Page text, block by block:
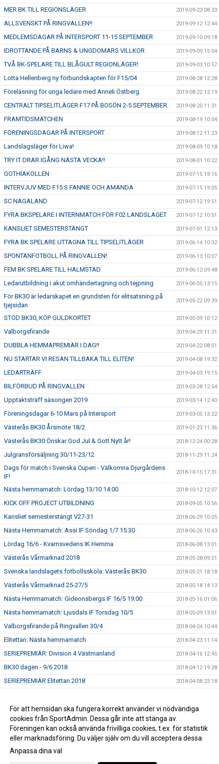
MER BK TILL REGIONSLÄGER 2019-09-23 08:33
ALLSVENSKT PÅ RINGVALLEN!! 2019-09-12 12:44
MEDLEMSDAGAR PÅ INTERSPORT 11-15 SEPTEMBER 2019-09-10 09:18
IDROTTANDE PÅ BARNS & UNGDOMARS VILLKOR 2019-09-09 15:04
TVÅ BK-SPELARE TILL BLÅGULT REGIONLÄGER! 2019-09-03 10:57
Lotta Hellenberg ny förbundskapten för F15/04 2019-08-28 12:28
Föreläsning för unga ledare med Anneli Östberg 2019-08-22 12:19
CENTRALT TIPSELITLÄGER F17 PÅ BOSÖN 2-5 SEPTEMBER. 2019-08-20 11:31
FRAMTIDSMATCHEN 2019-08-19 10:04
FÖRENINGSDAGAR PÅ INTERSPORT 2019-08-12 11:23
Landslagsläger för Liwa! 2019-08-09 10:18
TRY IT DRAR IGÅNG NÄSTA VECKA!! 2019-08-01 10:22
GOTHIAKOLLEN 2019-07-15 19:16
INTERVJUV MED F15:S FANNIE OCH AMANDA 2019-07-15 19:05
SC NAGALAND 2019-07-12 19:51
FYRA BKSPELARE I INTERNMATCH FÖR F02 LANDSLAGET 2019-07-12 10:51
KANSLIET SEMESTERSTÄNGT 2019-07-01 12:13
FYRA BK SPELARE UTTAGNA TILL TIPSELITLÄGER 2019-06-14 10:02
SPONTANFOTBOLL PÅ RINGVALLEN! 2019-06-13 10:07
FEM BK SPELARE TILL HALMSTAD 2019-06-12 09:48
Ledarutbildning i akut omhändertagning och tejpning 2019-06-05 13:15
För BK30 är ledarskapet en grundsten för elitsatsning på
tjejsidan
2019-05-22 09:39
STÖD BK30, KÖP GULDKORTET 2019-05-09 10:12
Valborgsfirande 2019-04-29 11:31
DUBBLA HEMMAPREMIÄR I DAG!! 2019-04-22 08:01
NU STARTAR VI RESAN TILLBAKA TILL ELITEN! 2019-04-08 19:32
LEDARTRÄFF 2019-04-03 19:15
BILFÖRBUD PÅ RINGVALLEN 2019-03-28 12:54
Upptaktsträff säsongen 2019 2019-03-14 12:40
Föreningsdagar 6-10 Mars på Intersport 2019-03-05 13:22
Västerås BK30 Årsmöte 18/2 2019-01-23 11:36
Västerås BK30 Önskar God Jul & Gott Nytt år! 2018-12-24 00:28
Julgransförsäljning 30/11-23/12 2018-11-29 11:24
Dags för match i Svenska Cupen - Välkomna Djurgårdens
IF!
2018-10-15 17:31
Nästa hemmamatch: Lördag 13/10 14:00 2018-10-12 12:07
KICK OFF PROJECT UTBILDNING 2018-09-05 10:56
Kansliet semesterstängt V27-31 2018-06-29 10:05
Nästa Hemmamatch: Assi IF Söndag 1/7 15:30 2018-06-26 10:43
Lördag 16/6 - Kvarnsvedens IK Hemma 2018-06-08 13:01
Västerås Vårmarknad 2018 2018-05-28 09:51
Svenska landslagets fotbollsskola: Västerås BK30 2018-05-21 18:18
Västerås Vårmarknad 25-27/5 2018-05-18 14:13
Nästa Hemmamatch: Gideonsbergs IF 16/5 19:00 2018-05-16 01:06
Nästa hemmamatch: Ljusdals IF Torsdag 10/5 2018-05-09 13:01
Valborgsfirande på Ringvallen 30/4 2018-04-24 10:44
Elitettan: Nästa hemmamatch 2018-04-23 11:14
SERIEPREMIÄR: Division 4 Västmanland 2018-04-16 12:45
BK30 dagen - 9/6 2018 2018-04-12 19:28
SERIEPREMIÄR Elitettan 2018 2018-04-08 23:18
Uppstart för Pojkar födda 2011 2018-03-13 09:44
Julgransförsäljning 2017-12-15 13:38
För att hemsidan ska fungera korrekt använder vi nödvändiga
cookies från SportAdmin. Dessa går inte att stänga av.
Föreningen kan också använda frivilliga cookies, t.ex. för statistik
eller marknadsföring. Du väljer själv om du vill acceptera dessa.
Anpassa dina val